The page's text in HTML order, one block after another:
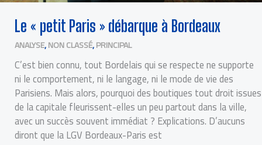
Le « petit Paris » débarque à Bordeaux
ANALYSE,NON CLASSÉ,PRINCIPAL
C’est bien connu, tout Bordelais qui se respecte ne supporte
ni le comportement, ni le langage, ni le mode de vie des
Parisiens. Mais alors, pourquoi des boutiques tout droit issues
de la capitale fleurissent-elles un peu partout dans la ville,
avec un succès souvent immédiat ? Explications. D’aucuns
diront que la LGV Bordeaux-Paris est